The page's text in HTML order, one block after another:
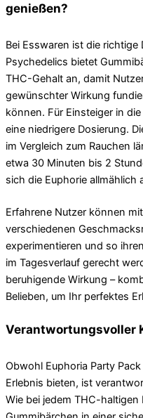
genießen?
Bei Esswaren ist die
Psychedelics bietet
THC-Gehalt an, damit
gewünschter Wirkung
können. Für Einsteiger in
eine niedrigere Dosierung.
im Vergleich zum Rauchen
etwa 30 Minuten bis 2
sich die Euphorie allmählich
Erfahrene Nutzer können
verschiedenen
experimentieren und so
im Tagesverlauf gerecht
beruhigende Wirkung –
Belieben, um Ihr perfektes
Verantwortungsvoller
Obwohl Euphoria Party
Erlebnis bieten, ist
Wie bei jedem THC-